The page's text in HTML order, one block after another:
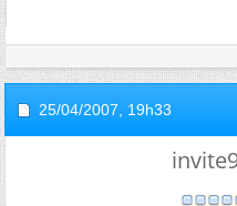
25/04/2007, 19h33